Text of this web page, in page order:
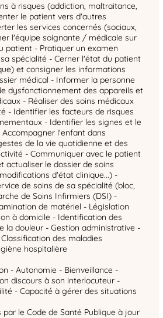
à risques (addiction, maltraitance,
le patient vers d'autres
les services concernés (sociaux,
l'équipe soignante / médicale sur
patient - Pratiquer un examen
spécialité - Cerner l'état du patient
et consigner les informations
médical - Informer la personne
dysfonctionnement des appareils et
- Réaliser des soins médicaux
- Identifier les facteurs de risques
- Identifier les signes et le
l'enfant dans
de la vie quotidienne et des
- Communiquer avec le patient
actualiser le dossier de soins
d'état clinique...) -
de soins de sa spécialité (bloc,
de Soins Infirmiers (DSI) -
de matériel - Législation
à domicile - Identification des
la douleur - Gestion administrative -
des maladies
hospitalière
- Autonomie - Bienveillance -
discours à son interlocuteur -
- Capacité à gérer des situations
le Code de Santé Publique à jour